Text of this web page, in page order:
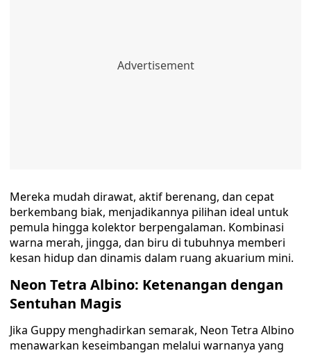
Mereka mudah dirawat, aktif berenang, dan cepat
berkembang biak, menjadikannya pilihan ideal untuk
pemula hingga kolektor berpengalaman. Kombinasi
warna merah, jingga, dan biru di tubuhnya memberi
kesan hidup dan dinamis dalam ruang akuarium mini.
Neon Tetra Albino: Ketenangan dengan
Sentuhan Magis
Jika Guppy menghadirkan semarak, Neon Tetra Albino
menawarkan keseimbangan melalui warnanya yang